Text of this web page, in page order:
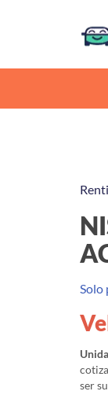
Solo
ser